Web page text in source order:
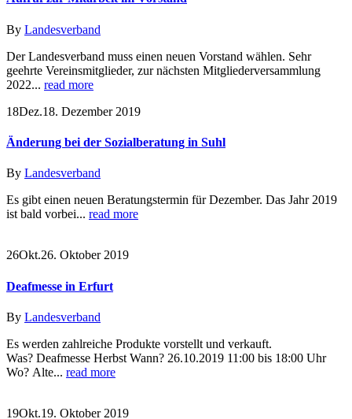
By Landesverband
Der Landesverband muss einen neuen Vorstand wählen. Sehr
geehrte Vereinsmitglieder, zur nächsten Mitgliederversammlung
2022... read more
18Dez.18. Dezember 2019
Änderung bei der Sozialberatung in Suhl
By Landesverband
Es gibt einen neuen Beratungstermin für Dezember. Das Jahr 2019
ist bald vorbei... read more
26Okt.26. Oktober 2019
Deafmesse in Erfurt
By Landesverband
Es werden zahlreiche Produkte vorstellt und verkauft.
Was? Deafmesse Herbst Wann? 26.10.2019 11:00 bis 18:00 Uhr
Wo? Alte... read more
19Okt.19. Oktober 2019